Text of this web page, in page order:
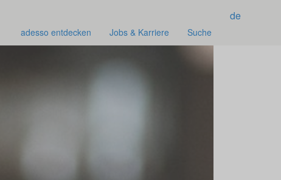
de
adesso entdecken Jobs & Karriere Suche